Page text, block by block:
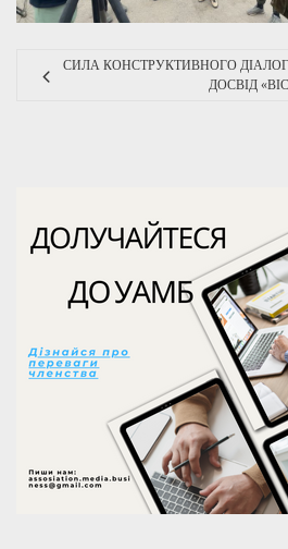
СИЛА КОНСТРУКТИВНОГО
ДОСВІД